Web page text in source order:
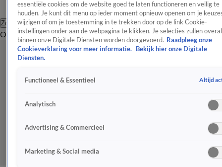
Zoeken
OverzichtEntertainmentSpraakmakendRealityCrimeVideo's
essentiële cookies om de website goed te laten functioneren en veilig te
houden. Je kunt dit menu op ieder moment opnieuw openen om je
wijzigen of om je toestemming in te trekken door op de link Cookie-
instellingen onder aan de webpagina te klikken. Je selecties zullen overal
binnen onze Digitale Diensten worden doorgevoerd. Raadpleeg onze
Cookieverklaring voor meer informatie.
Bekijk hier onze Digitale
Diensten.
Functioneel & Essentieel Altijd
Analytisch
Advertising & Commercieel
Marketing & Social media